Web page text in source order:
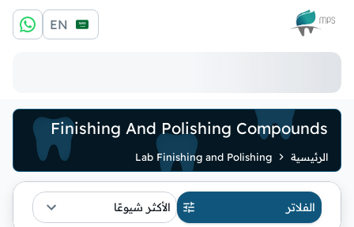
الشعار EN
Finishing And Polishing Compounds
الرئيسية Lab Finishing and Polishing
الفلاتر الأكثر شيوعًا